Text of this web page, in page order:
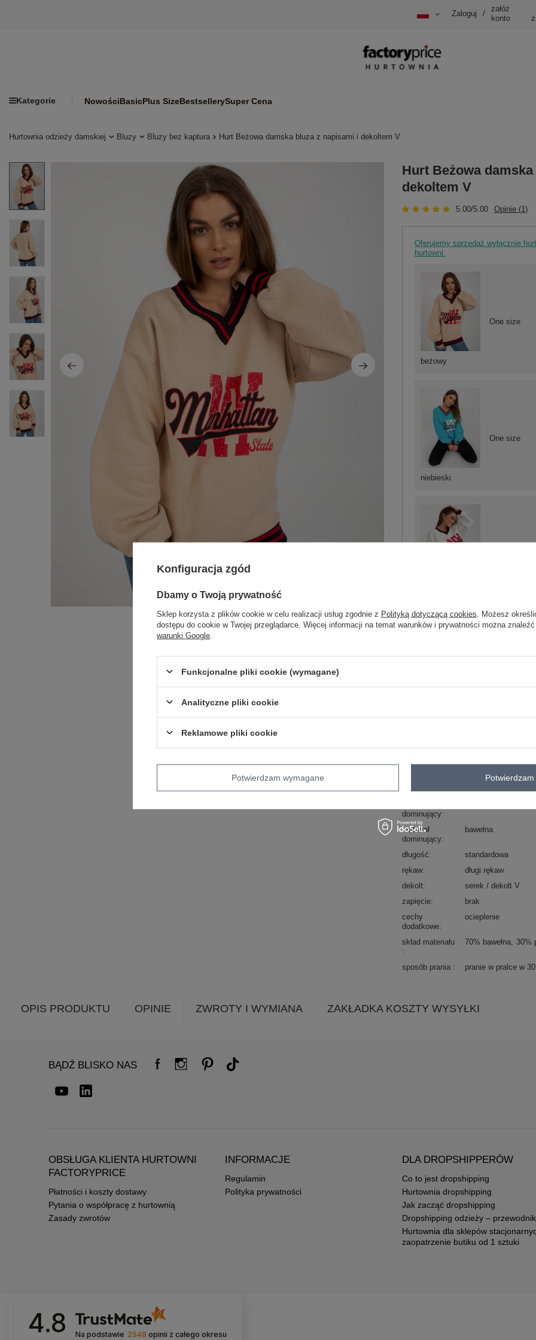
Zaloguj /
załóż
konto
Kategorie NowościBasicPlus SizeBestsellerySuper Cena
Hurtownia odzieży damskiej Bluzy Bluzy bez kaptura Hurt Beżowa damska bluza z napisami i dekoltem V
Hurt Beżowa
dekoltem V
5.00/5.00 Opinie (1)
Oferujemy sprzedaż wyłącznie
hurtowni.
niebieski
One size
beżowy
One size
EX MODA
dominujący
materiał
dominujący
bawełna
długość
standardowa
rękaw
długi rękaw
dekolt
serek / dekolt V
zapięcie
brak
cechy
dodatkowe
ocieplenie
skład materiału 70% bawełna 30%
sposób prania pranie w pralce w
OPIS PRODUKTU OPINIE ZWROTY I WYMIANA ZAKŁADKA KOSZTY WYSYŁKI
BĄDŹ BLISKO NAS
OBSŁUGA KLIENTA HURTOWNI
FACTORYPRICE
Płatności i koszty dostawy
Pytania o współpracę z hurtownią
Zasady zwrotów
INFORMACJE
Regulamin
Polityka prywatności
DLA DROPSHIPPERÓW
Co to jest dropshipping
Hurtownia dropshipping
Jak zacząć dropshipping
Dropshipping odzieży – przewodnik
Hurtownia dla sklepów
zaopatrzenie butiku od 1 sztuki
4.8 Na podstawie 2548 opinii z całego okresu
Konfiguracja zgód
Dbamy o Twoją prywatność
Sklep korzysta z plików cookie w celu realizacji usług zgodnie z Polityką dotyczącą cookies . Możesz
dostępu do cookie w Twojej przeglądarce. Więcej informacji na temat warunków i prywatności można
warunki Google
Funkcjonalne pliki cookie (wymagane)
Analityczne pliki cookie
Reklamowe pliki cookie
Potwierdzam wymagane